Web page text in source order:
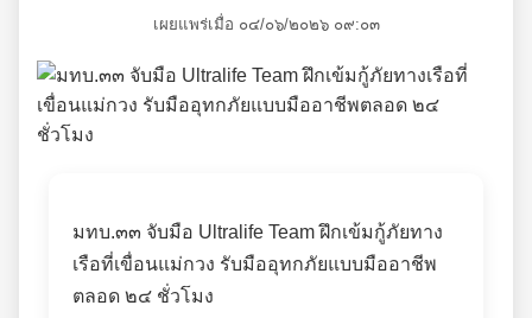
เผยแพร่เมื่อ ๐๔/๐๖/๒๐๒๖ ๐๙:๐๓
มทบ.๓๓ จับมือ Ultralife Team ฝึกเข้มกู้ภัยทาง
เรือที่เขื่อนแม่กวง รับมืออุทกภัยแบบมืออาชีพ
ตลอด ๒๔ ชั่วโมง